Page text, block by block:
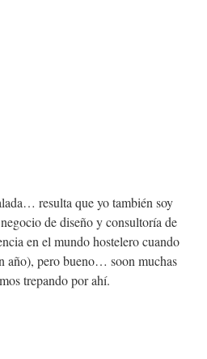
resulta que yo también soy
de diseño y consultoría de
en el mundo hostelero cuando
año), pero bueno… soon muchas
trepando por ahí.